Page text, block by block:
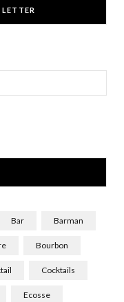
t
Bar Barman
Bourbon
Cocktails
Ecosse